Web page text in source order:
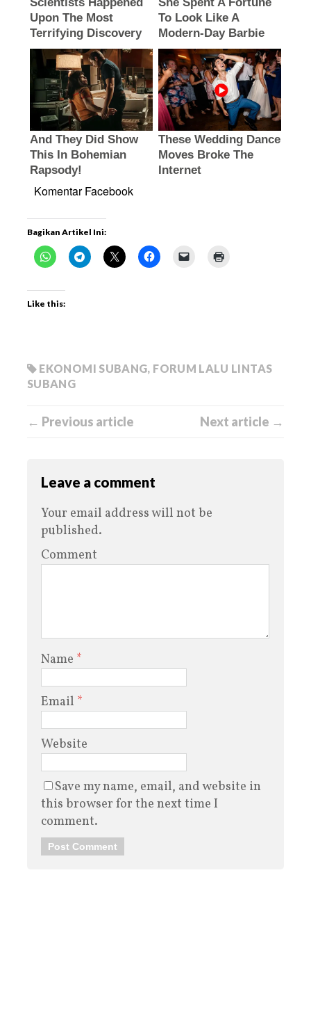
Komentar Facebook
Bagikan Artikel Ini:
Like this:
EKONOMI SUBANG, FORUM LALU LINTAS
SUBANG
← Previous article Next article →
Leave a comment
Your email address will not be
published.
Comment
Name *
Email *
Website
Save my name, email, and website in
this browser for the next time I
comment.